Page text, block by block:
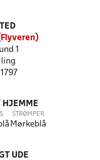
1
HJEMME
STRØMPER
Mørkeblå
UDE